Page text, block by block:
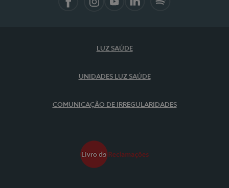
LUZ SAÚDE
UNIDADES LUZ SAÚDE
COMUNICAÇÃO DE IRREGULARIDADES